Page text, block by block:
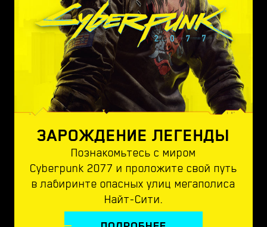
ЗАРОЖДЕНИЕ ЛЕГЕНДЫ
Познакомьтесь с миром
Cyberpunk 2077 и проложите свой путь
в лабиринте опасных улиц мегаполиса
Найт-Сити.